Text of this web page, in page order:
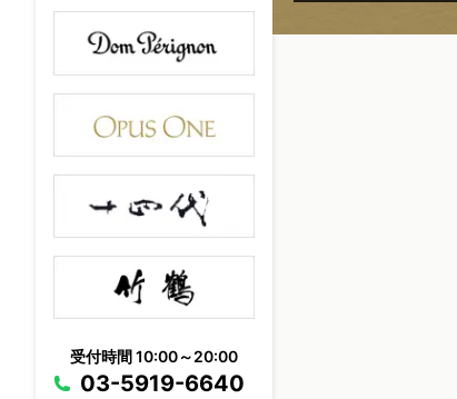
受付時間 10:00～20:00
03-5919-6640